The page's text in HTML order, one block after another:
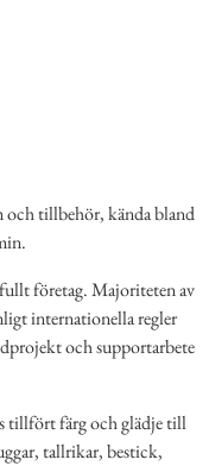
och tillbehör, kända bland
företag. Majoriteten av
internationella regler
och supportarbete
tillfört färg och glädje till
tallrikar, bestick,